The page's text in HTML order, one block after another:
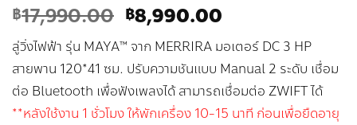
฿17,990.00 Original
price
was:
฿17,990.00.
฿8,990.00
price
is:
฿8,990.00.
ลู่วิ่งไฟฟ้า รุ่น MAYA™ จาก MERRIRA มอเตอร์ DC 3 HP
สายพาน 120*41 ซม. ปรับความชันแบบ Manual 2 ระดับ เชื่อม
ต่อ Bluetooth เพื่อฟังเพลงได้ สามารถเชื่อมต่อ ZWIFT ได้
**หลังใช้งาน 1 ชั่วโมง ให้พักเครื่อง 10-15 นาที ก่อนเพื่อยืดอายุ